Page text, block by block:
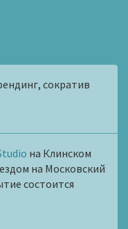
сократив
на Клинском
на Московский
состоится